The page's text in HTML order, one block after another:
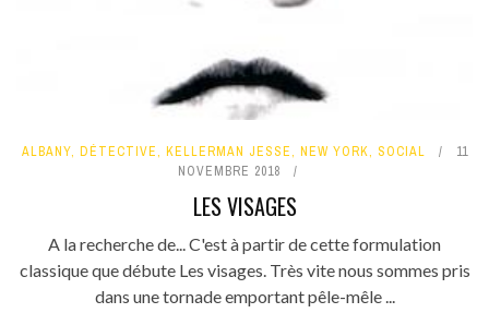
ALBANY, DÉTECTIVE, KELLERMAN JESSE, NEW YORK, SOCIAL
11
NOVEMBRE 2018
LES VISAGES
A la recherche de... C'est à partir de cette formulation
classique que débute Les visages. Très vite nous sommes pris
dans une tornade emportant pêle-mêle ...